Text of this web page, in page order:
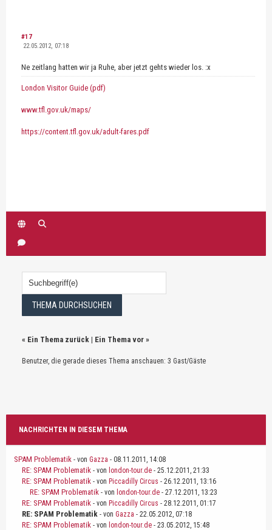
#17
22.05.2012, 07:18
Ne zeitlang hatten wir ja Ruhe, aber jetzt gehts wieder los. :x
London Visitor Guide (pdf)
www.tfl.gov.uk/maps/
https://content.tfl.gov.uk/adult-fares.pdf
« Ein Thema zurück | Ein Thema vor »
Benutzer, die gerade dieses Thema anschauen: 3 Gast/Gäste
NACHRICHTEN IN DIESEM THEMA
SPAM Problematik - von Gazza - 08.11.2011, 14:08
RE: SPAM Problematik - von london-tour.de - 25.12.2011, 21:33
RE: SPAM Problematik - von Piccadilly Circus - 26.12.2011, 13:16
RE: SPAM Problematik - von london-tour.de - 27.12.2011, 13:23
RE: SPAM Problematik - von Piccadilly Circus - 28.12.2011, 01:17
RE: SPAM Problematik - von Gazza - 22.05.2012, 07:18
RE: SPAM Problematik - von london-tour.de - 23.05.2012, 15:48